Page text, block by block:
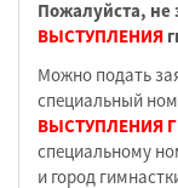
Пожалуйста, не
ВЫСТУПЛЕНИЯ
Можно подать
специальный
ВЫСТУПЛЕНИЯ
специальному
и город